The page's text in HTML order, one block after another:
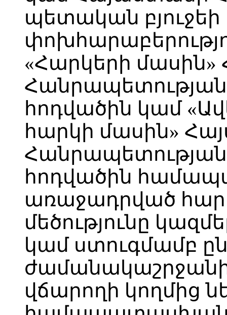
պետական
«Հարկերի
Հանրապետության
հոդվածին կամ
հարկի մասին»
Հանրապետության
հոդվածին
առաջադրված
մեծությունը
կամ ստուգմամբ
վճարողի կողմից